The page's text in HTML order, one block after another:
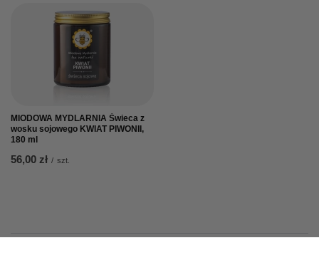
MIODOWA MYDLARNIA Świeca z
wosku sojowego KWIAT PIWONII,
180 ml
56,00 zł / szt.